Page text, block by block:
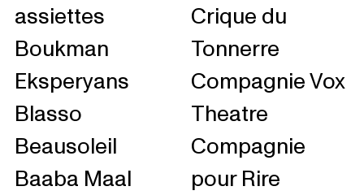
assiettes
Boukman
Eksperyans
Blasso
Beausoleil
Baaba Maal
Crique du
Tonnerre
Compagnie Vox
Theatre
Compagnie
pour Rire